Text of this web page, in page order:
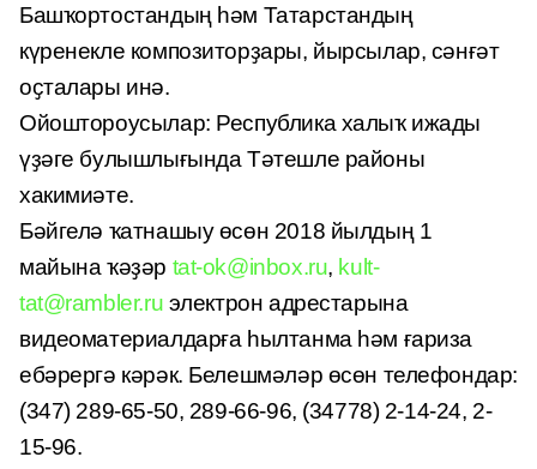
Башҡортостандың һәм Татарстандың
күренекле композиторҙары, йырсылар, сәнғәт
оҫталары инә.
Ойоштороусылар: Республика халыҡ ижады
үҙәге булышлығында Тәтешле районы
хакимиәте.
Бәйгелә ҡатнашыу өсөн 2018 йылдың 1
майына ҡәҙәр tat-ok@inbox.ru, kult-
tat@rambler.ru электрон адрестарына
видеоматериалдарға һылтанма һәм ғариза
ебәрергә кәрәк. Белешмәләр өсөн телефондар:
(347) 289-65-50, 289-66-96, (34778) 2-14-24, 2-
15-96.